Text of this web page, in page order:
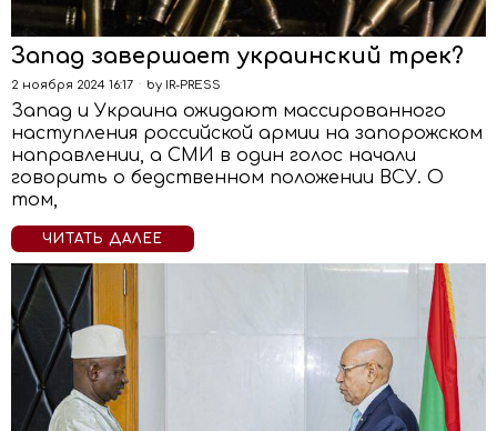
Запад завершает украинский трек?
2 ноября 2024 16:17 by IR-PRESS
Запад и Украина ожидают массированного
наступления российской армии на запорожском
направлении, а СМИ в один голос начали
говорить о бедственном положении ВСУ. О
том,
ЧИТАТЬ ДАЛЕЕ